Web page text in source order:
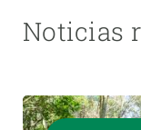
Noticias